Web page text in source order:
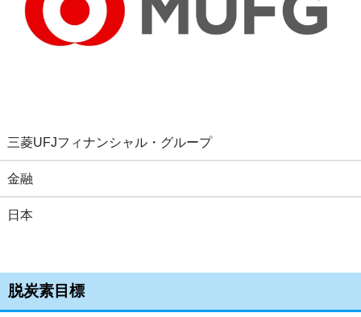
三菱UFJフィナンシャル・グループ
金融
日本
脱炭素目標